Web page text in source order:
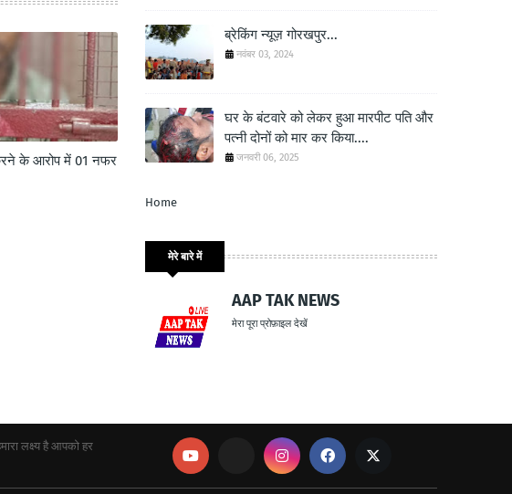
के आरोप में 01 नफर
ब्रेकिंग न्यूज़ गोरखपुर...
नवंबर 03, 2024
घर के बंटवारे को लेकर हुआ मारपीट पति और
पत्नी दोनों को मार कर किया....
जनवरी 06, 2025
Home
मेरे बारे में
AAP TAK NEWS
मेरा पूरा प्रोफ़ाइल देखें
लक्ष्य है आपको हर